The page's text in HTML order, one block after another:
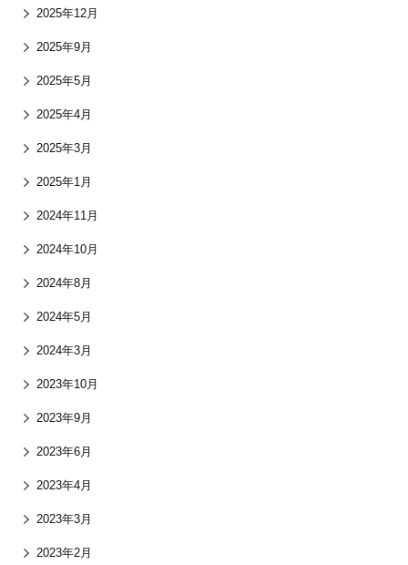
2025年12月
2025年9月
2025年5月
2025年4月
2025年3月
2025年1月
2024年11月
2024年10月
2024年8月
2024年5月
2024年3月
2023年10月
2023年9月
2023年6月
2023年4月
2023年3月
2023年2月